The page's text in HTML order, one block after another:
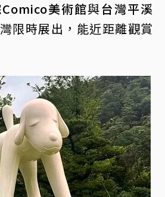
美術館與台灣平溪
限時展出，能近距離觀賞